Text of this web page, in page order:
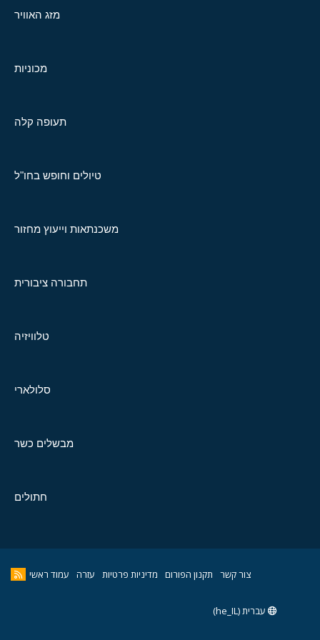
מזג האוויר
מכוניות
תעופה קלה
טיולים וחופש בחו"ל
משכנתאות וייעוץ מחזור
תחבורה ציבורית
טלוויזיה
סלולארי
מבשלים כשר
חתולים
צור קשר תקנון הפורום מדיניות פרטיות עזרה עמוד ראשי
עברית (he_IL)